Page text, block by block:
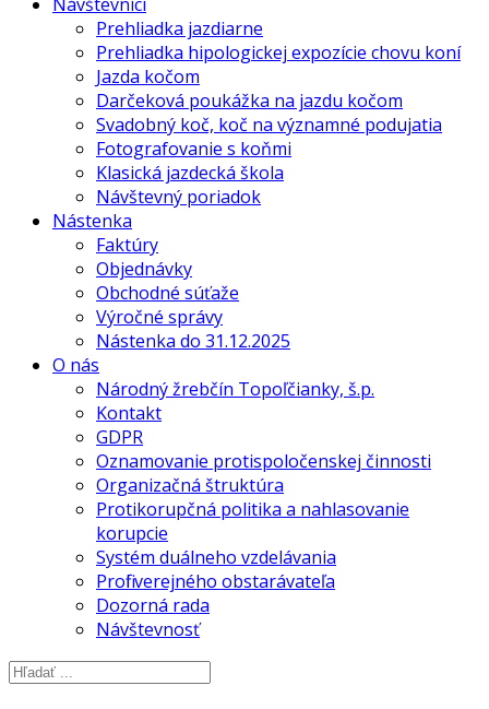
Prehliadka jazdiarne
Prehliadka hipologickej expozície chovu koní
Jazda kočom
Darčeková poukážka na jazdu kočom
Svadobný koč, koč na významné podujatia
Fotografovanie s koňmi
Klasická jazdecká škola
Návštevný poriadok
Nástenka
Faktúry
Objednávky
Obchodné súťaže
Výročné správy
Nástenka do 31.12.2025
O nás
Národný žrebčín Topoľčianky, š.p.
Kontakt
GDPR
Oznamovanie protispoločenskej činnosti
Organizačná štruktúra
Protikorupčná politika a nahlasovanie
korupcie
Systém duálneho vzdelávania
Profil verejného obstarávateľa
Dozorná rada
Návštevnosť